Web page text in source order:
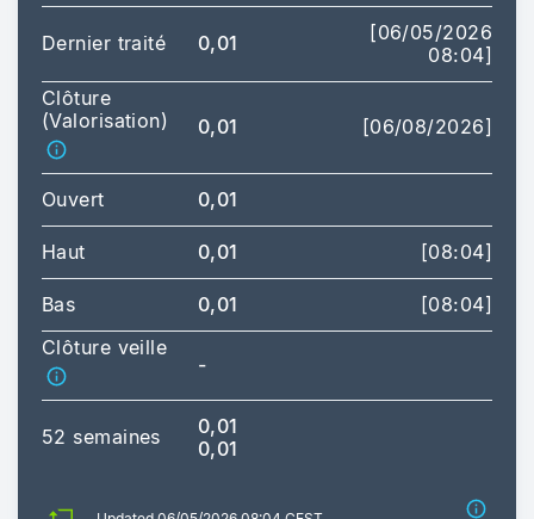
Dernier traité 0,01
[06/05/2026
08:04]
Clôture
(Valorisation)
0,01 [06/08/2026]
Ouvert 0,01
Haut 0,01 [08:04]
Bas 0,01
[08:04]
Clôture veille
-
52 semaines
0,01
0,01